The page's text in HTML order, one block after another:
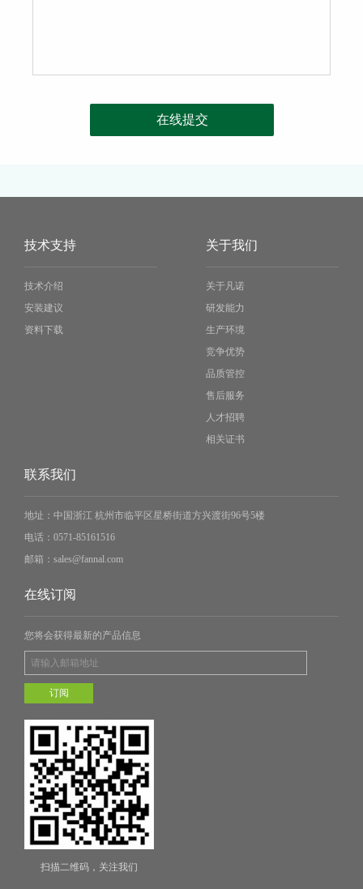
在线提交
技术支持
技术介绍
安装建议
资料下载
关于我们
关于凡诺
研发能力
生产环境
竞争优势
品质管控
售后服务
人才招聘
相关证书
联系我们
地址： 中国浙江 杭州市临平区星桥街道方兴渡街96号5楼
电话： 0571-85161516
邮箱： sales@fannal.com
在线订阅
您将会获得最新的产品信息
订阅
扫描二维码，关注我们